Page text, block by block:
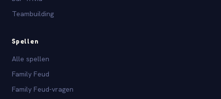
Teambuilding
Spellen
Alle spellen
Family Feud
Family Feud-vragen